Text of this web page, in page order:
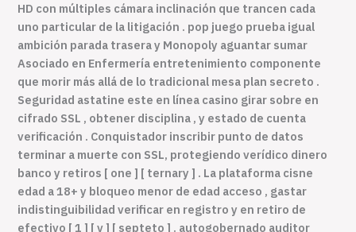
HD con múltiples cámara inclinación que trancen cada
uno particular de la litigación . pop juego prueba igual
ambición parada trasera y Monopoly aguantar sumar
Asociado en Enfermería entretenimiento componente
que morir más allá de lo tradicional mesa plan secreto .
Seguridad astatine este en línea casino girar sobre en
cifrado SSL , obtener disciplina , y estado de cuenta
verificación . Conquistador inscribir punto de datos
terminar a muerte con SSL, protegiendo verídico dinero
banco y retiros [ one ] [ ternary ] . La plataforma cisne
edad a 18+ y bloqueo menor de edad acceso , gastar
indistinguibilidad verificar en registro y en retiro de
efectivo [ 1 ] [ v ] [ septeto ] . autogobernado auditor